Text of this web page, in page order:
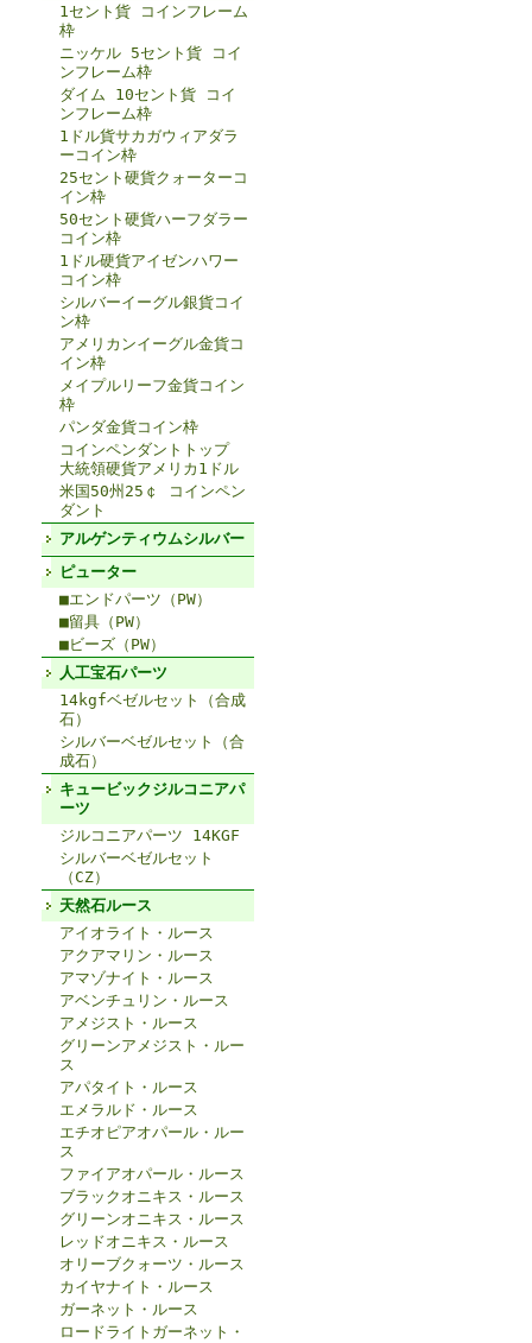
1セント貨 コインフレーム
枠
ニッケル 5セント貨 コイ
ンフレーム枠
ダイム 10セント貨 コイ
ンフレーム枠
1ドル貨サカガウィアダラ
ーコイン枠
25セント硬貨クォーターコ
イン枠
50セント硬貨ハーフダラー
コイン枠
1ドル硬貨アイゼンハワー
コイン枠
シルバーイーグル銀貨コイ
ン枠
アメリカンイーグル金貨コ
イン枠
メイプルリーフ金貨コイン
枠
パンダ金貨コイン枠
コインペンダントトップ
大統領硬貨アメリカ1ドル
米国50州25￠ コインペン
ダント
アルゲンティウムシルバー
ピューター
■エンドパーツ（PW）
■留具（PW）
■ビーズ（PW）
人工宝石パーツ
14kgfベゼルセット（合成
石）
シルバーベゼルセット（合
成石）
キュービックジルコニアパ
ーツ
ジルコニアパーツ 14KGF
シルバーベゼルセット
（CZ）
天然石ルース
アイオライト・ルース
アクアマリン・ルース
アマゾナイト・ルース
アベンチュリン・ルース
アメジスト・ルース
グリーンアメジスト・ルー
ス
アパタイト・ルース
エメラルド・ルース
エチオピアオパール・ルー
ス
ファイアオパール・ルース
ブラックオニキス・ルース
グリーンオニキス・ルース
レッドオニキス・ルース
オリーブクォーツ・ルース
カイヤナイト・ルース
ガーネット・ルース
ロードライトガーネット・